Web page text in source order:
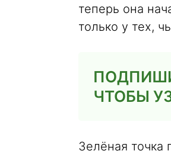
теперь она
только у тех,
ЧТОБЫ
Зелёная точка